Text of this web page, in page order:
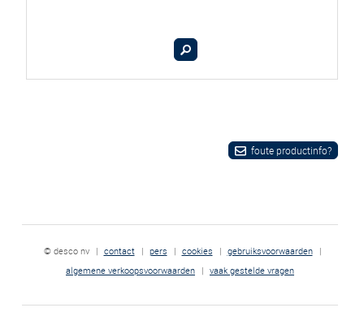
foute productinfo?
© desco nv | contact | pers | cookies | gebruiksvoorwaarden
|
algemene verkoopsvoorwaarden | vaak gestelde vragen